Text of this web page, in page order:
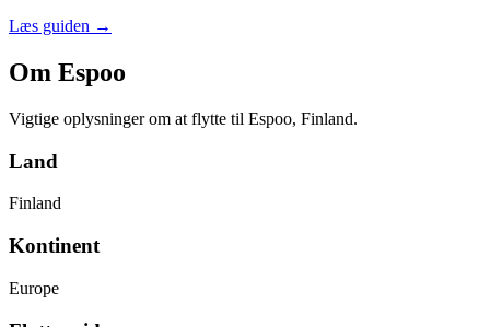
Læs guiden →
Om Espoo
Vigtige oplysninger om at flytte til Espoo, Finland.
Land
Finland
Kontinent
Europe